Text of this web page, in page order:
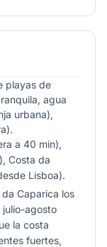
playas de
agua
urbana),
a 40 min),
Costa da
Lisboa).
Caparica los
julio-agosto
la costa
fuertes,